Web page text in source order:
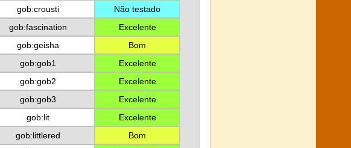
gob:crousti
Não testado
gob:fascination
Excelente
gob:geisha
Bom
gob:gob1
Excelente
gob:gob2
Excelente
gob:gob3
Excelente
gob:lit
Excelente
gob:littlered
Bom